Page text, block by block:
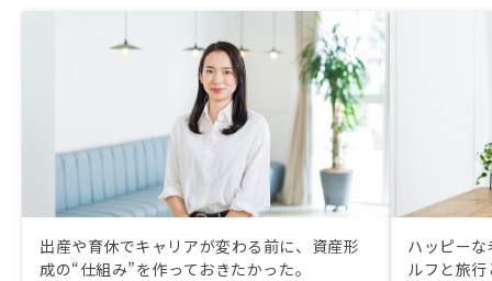
出産や育休でキャリアが変わる前に、資産形
成の“仕組み”を作っておきたかった。
ハッピー
ルフと旅